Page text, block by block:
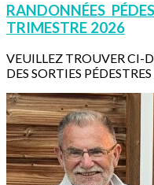
RANDONNÉES
TRIMESTRE 2026
VEUILLEZ TROUVER CI-
DES SORTIES